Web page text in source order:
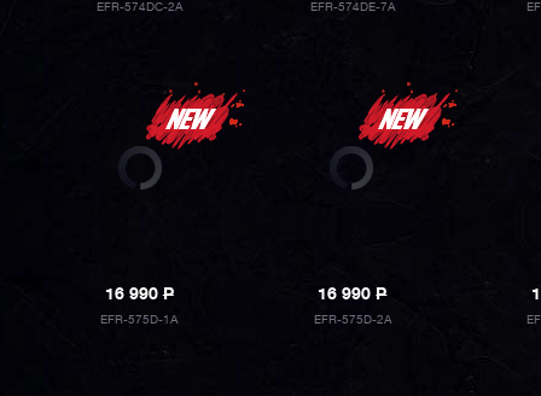
EFR-574DC-2A EFR-574DE-7A
16 990P
EFR-575D-1A
16 990P
EFR-575D-2A